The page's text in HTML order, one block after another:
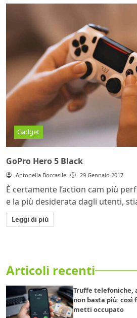
Gadget
GoPro Hero 5 Black
Antonella Boccasile 29 Gennaio 2017
È certamente l’action cam più
e la più desiderata dagli utenti,
Leggi di più
Articoli recenti
Truffe telefoniche,
non basta più:
metti occupato